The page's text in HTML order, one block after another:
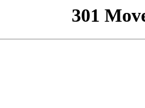
301